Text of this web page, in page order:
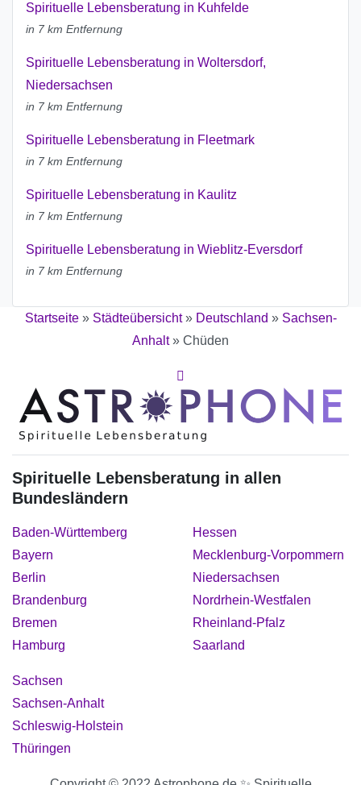
Spirituelle Lebensberatung in Kuhfelde
in 7 km Entfernung
Spirituelle Lebensberatung in Woltersdorf,
Niedersachsen
in 7 km Entfernung
Spirituelle Lebensberatung in Fleetmark
in 7 km Entfernung
Spirituelle Lebensberatung in Kaulitz
in 7 km Entfernung
Spirituelle Lebensberatung in Wieblitz-Eversdorf
in 7 km Entfernung
Startseite» Städteübersicht» Deutschland » Sachsen-
Anhalt» Chüden
Spirituelle Lebensberatung in allen
Bundesländern
Baden-Württemberg
Bayern
Berlin
Brandenburg
Bremen
Hamburg
Hessen
Mecklenburg-Vorpommern
Niedersachsen
Nordrhein-Westfalen
Rheinland-Pfalz
Saarland
Sachsen
Sachsen-Anhalt
Schleswig-Holstein
Thüringen